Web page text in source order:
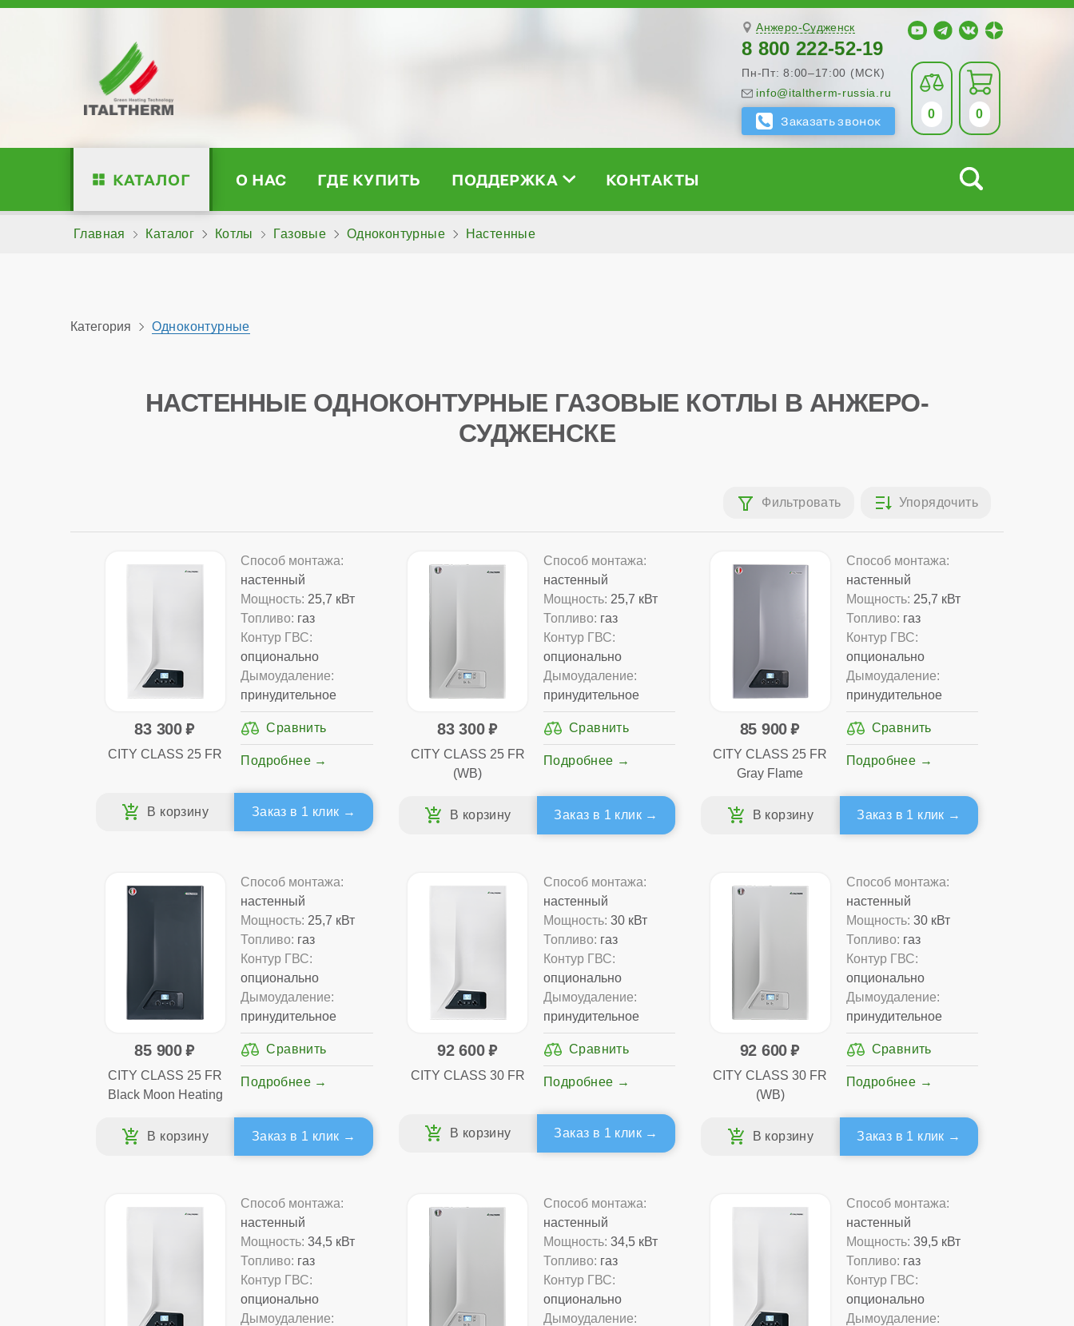
Анжеро-Судженск
8 800 222-52-19
Пн-Пт: 8:00–17:00 (МСК)
info@italtherm-russia.ru
0 0
КАТАЛОГ О НАС ГДЕ КУПИТЬ ПОДДЕРЖКА КОНТАКТЫ
Главная Каталог Котлы Газовые Одноконтурные Настенные
Категория Одноконтурные
НАСТЕННЫЕ ОДНОКОНТУРНЫЕ ГАЗОВЫЕ КОТЛЫ В АНЖЕРО-
СУДЖЕНСКЕ
83 300
CITY CLASS 25 FR
Способ монтажа:
настенный
Мощность: 25,7 кВт
Топливо: газ
Контур ГВС:
опционально
Дымоудаление:
принудительное
Подробнее
Заказ в 1 клик
83 300
CITY CLASS 25 FR
(WB)
Способ монтажа:
настенный
Мощность: 25,7 кВт
Топливо: газ
Контур ГВС:
опционально
Дымоудаление:
принудительное
Подробнее
Заказ в 1 клик
85 900
CITY CLASS 25 FR
Gray Flame
Способ монтажа:
настенный
Мощность: 25,7 кВт
Топливо: газ
Контур ГВС:
опционально
Дымоудаление:
принудительное
Подробнее
Заказ в 1 клик
85 900
CITY CLASS 25 FR
Black Moon Heating
Способ монтажа:
настенный
Мощность: 25,7 кВт
Топливо: газ
Контур ГВС:
опционально
Дымоудаление:
принудительное
Подробнее
Заказ в 1 клик
92 600
CITY CLASS 30 FR
Способ монтажа:
настенный
Мощность: 30 кВт
Топливо: газ
Контур ГВС:
опционально
Дымоудаление:
принудительное
Подробнее
Заказ в 1 клик
92 600
CITY CLASS 30 FR
(WB)
Способ монтажа:
настенный
Мощность: 30 кВт
Топливо: газ
Контур ГВС:
опционально
Дымоудаление:
принудительное
Подробнее
Заказ в 1 клик
Способ монтажа:
настенный
Мощность: 34,5 кВт
Топливо: газ
Контур ГВС:
опционально
Дымоудаление:
Способ монтажа:
настенный
Мощность: 34,5 кВт
Топливо: газ
Контур ГВС:
опционально
Дымоудаление:
Способ монтажа:
настенный
Мощность: 39,5 кВт
Топливо: газ
Контур ГВС:
опционально
Дымоудаление: